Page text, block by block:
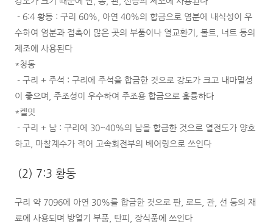
- 6:4 황동 : 구리 60%, 아연 40%의 합금으로 염분에 내식성이 우
수하여 염분과 접촉이 많은 곳의 부품이나 열교환기, 볼트, 너트 등의
제조에 사용된다
*청동
- 구리 + 주석 : 구리에 주석을 합금한 것으로 강도가 크고 내마멸성
이 좋으며, 주조성이 우수하여 주조용 합금으로 훌륭하다
*켈밋
- 구리 + 납 : 구리에 30~40%의 납을 합금한 것으로 열전도가 양호
하고, 마찰계수가 적어 고속회전부의 베어링으로 쓰인다
(2) 7:3 황동
구리 약 7096에 아연 30%를 합금한 것으로 판, 로드, 관, 선 등의 재
료에 사용되며 방열기 부품, 탄피, 장식품에 쓰인다